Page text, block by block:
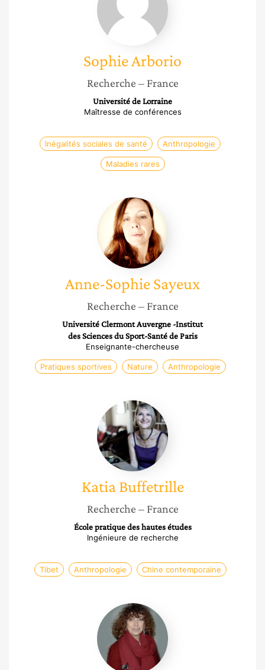
SophieArborio
Recherche – France
Université de Lorraine
Maîtresse de conférences
Inégalités sociales de santé Anthropologie
Maladies rares
Anne-
Sophie
Sayeux
Anne-SophieSayeux
Recherche – France
Université Clermont Auvergne -Institut
des Sciences du Sport-Santé de Paris
Enseignante-chercheuse
Pratiques sportives Nature Anthropologie
Katia
Buffetrille
Katia Buffetrille
Recherche – France
École pratique des hautes études
Ingénieure de recherche
Tibet Anthropologie Chine contemporaine
Betty
Lefèvre